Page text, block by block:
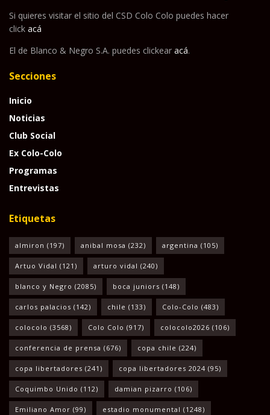
Si quieres visitar el sitio del CSD Colo Colo puedes hacer
click acá
El de Blanco & Negro S.A. puedes clickear acá.
Secciones
Inicio
Noticias
Club Social
Ex Colo-Colo
Programas
Entrevistas
Etiquetas
almiron (197) anibal mosa (232) argentina (105)
Artuo Vidal (121) arturo vidal (240)
blanco y Negro (2085) boca juniors (148)
carlos palacios (142) chile (133) Colo-Colo (483)
colocolo (3568) Colo Colo (917) colocolo2026 (106)
conferencia de prensa (676) copa chile (224)
copa libertadores (241) copa libertadores 2024 (95)
Coquimbo Unido (112) damian pizarro (106)
Emiliano Amor (99) estadio monumental (1248)